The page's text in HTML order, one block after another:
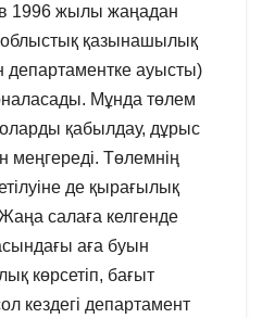
1996 жылы жаңадан
қазынашылық
департаментке ауысты)
Мұнда төлем
қабылдау, дұрыс
меңгереді. Төлемнің
де қырағылық
салаға келгенде
аға буын
көрсетіп, бағыт
кездегі департамент